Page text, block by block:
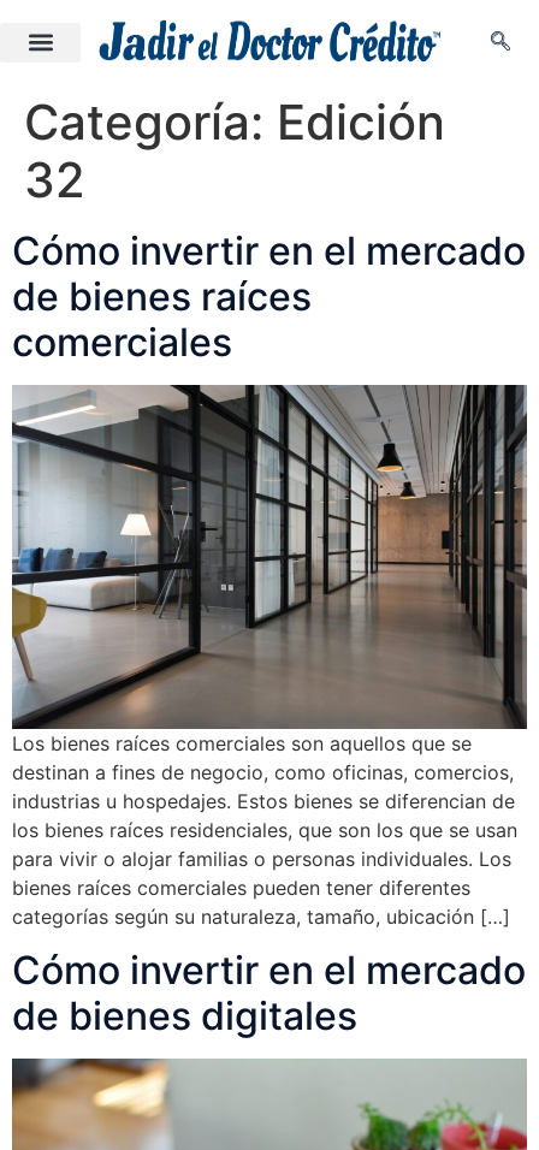
Categoría: Edición
32
Cómo invertir en el mercado
de bienes raíces
comerciales
Los bienes raíces comerciales son aquellos que se
destinan a fines de negocio, como oficinas, comercios,
industrias u hospedajes. Estos bienes se diferencian de
los bienes raíces residenciales, que son los que se usan
para vivir o alojar familias o personas individuales. Los
bienes raíces comerciales pueden tener diferentes
categorías según su naturaleza, tamaño, ubicación […]
Cómo invertir en el mercado
de bienes digitales